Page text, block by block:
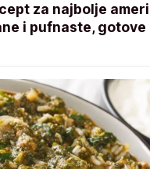
za najbolje
i pufnaste, gotove